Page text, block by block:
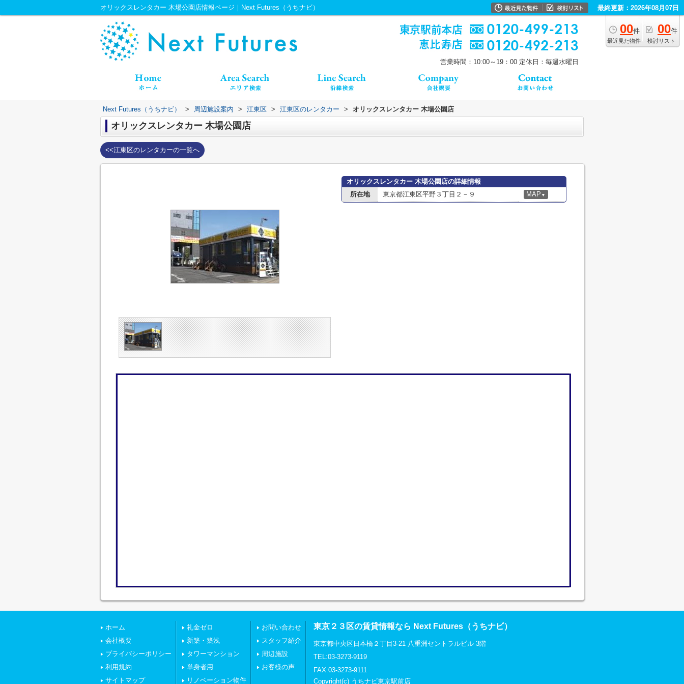
オリックスレンタカー 木場公園店情報ページ｜Next Futures（うちナビ） 最終更新：2026年08月07日
00件
最近見た物件
00件
検討リスト
営業時間：10:00～19：00 定休日：毎週水曜日
Next Futures（うちナビ） > 周辺施設案内 > 江東区 > 江東区のレンタカー > オリックスレンタカー 木場公園店
オリックスレンタカー 木場公園店
<<江東区のレンタカーの一覧へ
オリックスレンタカー 木場公園店の詳細情報
所在地
東京都江東区平野３丁目２－９ MAP ▼
ホーム
会社概要
プライバシーポリシー
利用規約
サイトマップ
礼金ゼロ
新築・築浅
タワーマンション
単身者用
リノベーション物件
お問い合わせ
スタッフ紹介
周辺施設
お客様の声
東京２３区の賃貸情報なら Next Futures（うちナビ）
東京都中央区日本橋２丁目3-21 八重洲セントラルビル 3階
TEL:03-3273-9119
FAX:03-3273-9111
Copyright(c) うちナビ東京駅前店